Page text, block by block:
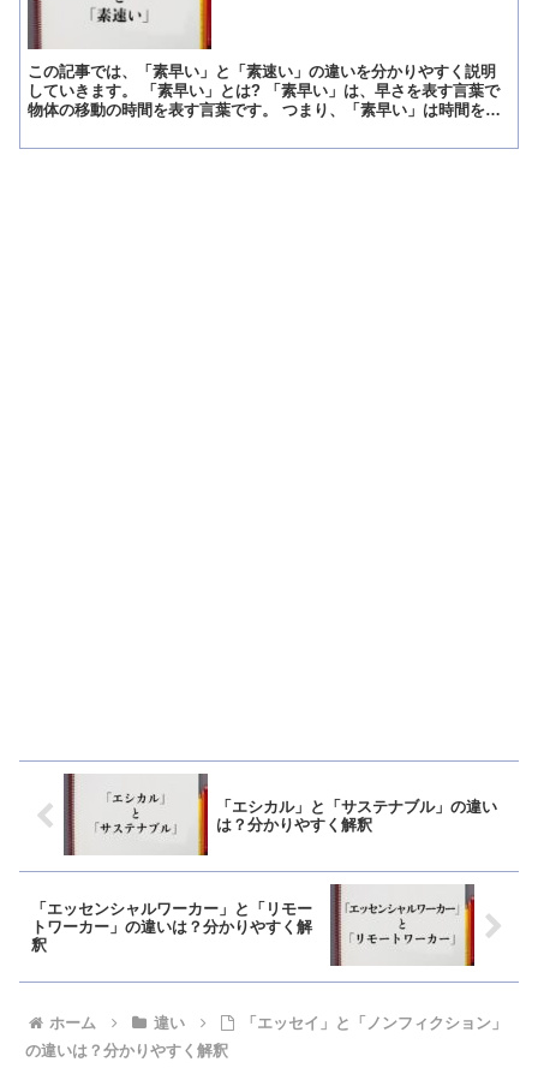
この記事では、「素早い」と「素速い」の違いを分かりやすく説明
していきます。 「素早い」とは? 「素早い」は、早さを表す言葉で
物体の移動の時間を表す言葉です。 つまり、「素早い」は時間を対
「エシカル」と「サステナブル」の違い
は？分かりやすく解釈
「エッセンシャルワーカー」と「リモー
トワーカー」の違いは？分かりやすく解
釈
ホーム 違い
「エッセイ」と「ノンフィクション」
の違いは？分かりやすく解釈